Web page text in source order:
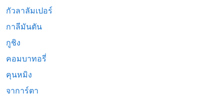
กัวลาลัมเปอร์
กาลีมันตัน
กูชิง
คอมบาทอรี่
คุนหมิง
จาการ์ตา